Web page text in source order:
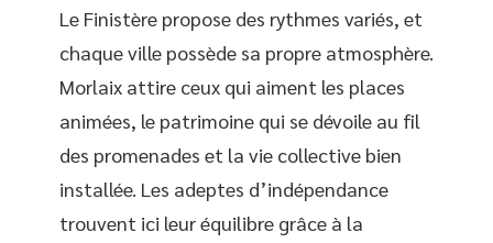
Le Finistère propose des rythmes variés, et
chaque ville possède sa propre atmosphère.
Morlaix attire ceux qui aiment les places
animées, le patrimoine qui se dévoile au fil
des promenades et la vie collective bien
installée. Les adeptes d’indépendance
trouvent ici leur équilibre grâce à la